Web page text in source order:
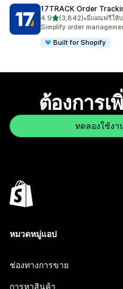
17TRACK Order
4.9เต็ม 5 ดาว
(3,842)
ทั้งหมด 3842 รีวิว
•มีแผนฟรีให้
Simplify order
Built for Shopify
ต้องการ
ทดลองใช้ง
หมวดหมู่แอป
ช่องทางการขาย
การหาสินค้า